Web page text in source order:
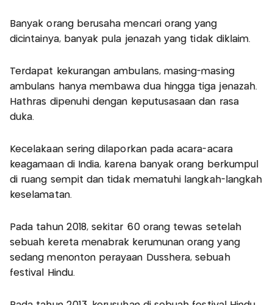
Banyak orang berusaha mencari orang yang
dicintainya, banyak pula jenazah yang tidak diklaim.
Terdapat kekurangan ambulans, masing-masing
ambulans hanya membawa dua hingga tiga jenazah.
Hathras dipenuhi dengan keputusasaan dan rasa
duka.
Kecelakaan sering dilaporkan pada acara-acara
keagamaan di India, karena banyak orang berkumpul
di ruang sempit dan tidak mematuhi langkah-langkah
keselamatan.
Pada tahun 2018, sekitar 60 orang tewas setelah
sebuah kereta menabrak kerumunan orang yang
sedang menonton perayaan Dusshera, sebuah
festival Hindu.